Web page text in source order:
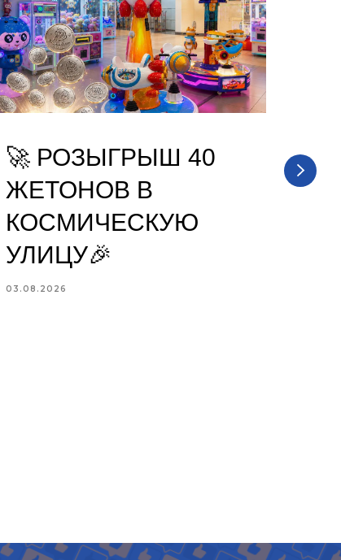
🚀 РОЗЫГРЫШ 40
ЖЕТОНОВ В
КОСМИЧЕСКУЮ
УЛИЦУ🎉
03.08.2026